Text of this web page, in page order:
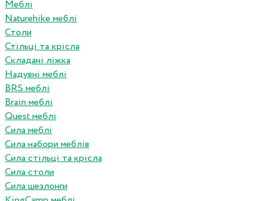
Меблі
Naturehike меблі
Столи
Стільці та крісла
Складані ліжка
Надувні меблі
BRS меблі
Brain меблі
Quest меблі
Сила меблі
Сила набори меблів
Сила стільці та крісла
Сила столи
Сила шезлонги